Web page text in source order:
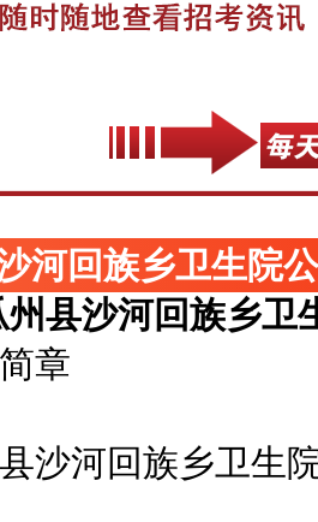
河回族乡卫生院
州县沙河回族乡卫
章
河回族乡卫生